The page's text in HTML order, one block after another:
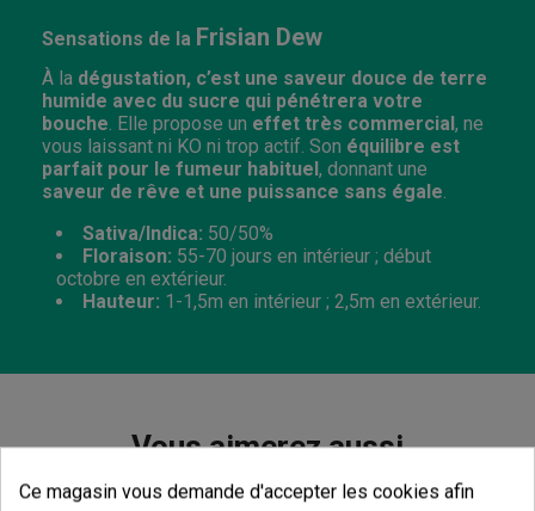
Sensations de la Frisian Dew
À la dégustation, c’est une saveur douce de terre
humide avec du sucre qui pénétrera votre
bouche. Elle propose un effet très commercial, ne
vous laissant ni KO ni trop actif. Son équilibre est
parfait pour le fumeur habituel, donnant une
saveur de rêve et une puissance sans égale.
Sativa/Indica: 50/50%
Floraison: 55-70 jours en intérieur ; début
octobre en extérieur.
Hauteur: 1-1,5m en intérieur ; 2,5m en extérieur.
Vous aimerez aussi
Ce magasin vous demande d'accepter les cookies afin